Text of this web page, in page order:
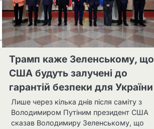
Трамп каже Зеленському, що
США будуть залучені до
гарантій безпеки для України
Лише через кілька днів після саміту з
Володимиром Путіним президент США
сказав Володимиру Зеленському, що